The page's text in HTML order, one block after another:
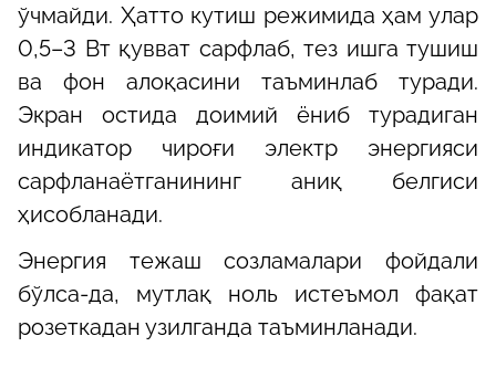
ўчмайди. Ҳатто кутиш режимида ҳам улар
0,5–3 Вт қувват сарфлаб, тез ишга тушиш
ва фон алоқасини таъминлаб туради.
Экран остида доимий ёниб турадиган
индикатор чироғи электр энергияси
сарфланаётганининг аниқ белгиси
ҳисобланади.
Энергия тежаш созламалари фойдали
бўлса-да, мутлақ ноль истеъмол фақат
розеткадан узилганда таъминланади.